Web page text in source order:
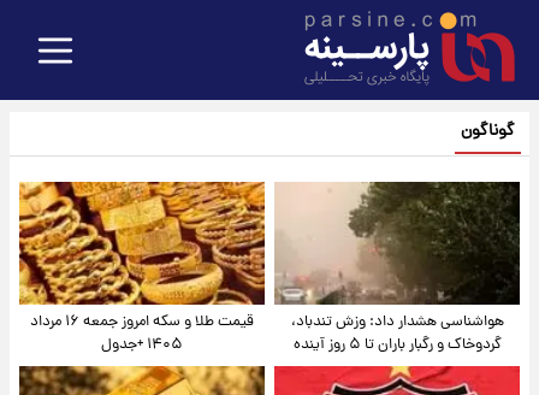
گوناگون
هواشناسی هشدار داد: وزش تندباد،
گردوخاک و رگبار باران تا ۵ روز آینده
قیمت طلا و سکه امروز جمعه ۱۶ مرداد
۱۴۰۵ +جدول